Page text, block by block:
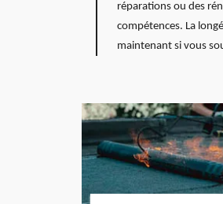
réparations ou des
compétences. La
maintenant si vous